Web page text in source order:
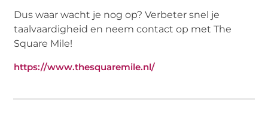
Dus waar wacht je nog op? Verbeter snel je
taalvaardigheid en neem contact op met The
Square Mile!
https://www.thesquaremile.nl/